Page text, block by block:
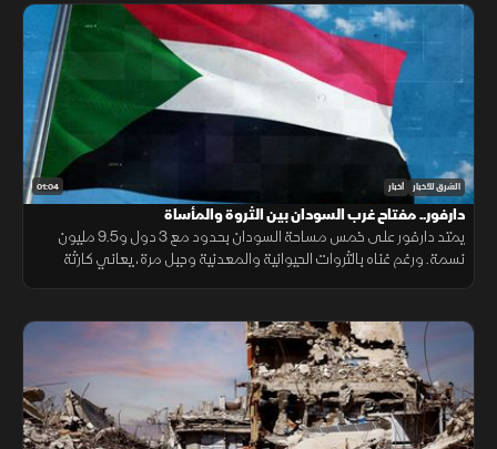
01:04 الشرق للأخبار أخبار
دارفور.. مفتاح غرب السودان بين الثروة والمأساة
يمتد دارفور على خمس مساحة السودان بحدود مع 3 دول و9.5 مليون
نسمة. ورغم غناه بالثروات الحيوانية والمعدنية وجبل مرة، يعاني كارثة